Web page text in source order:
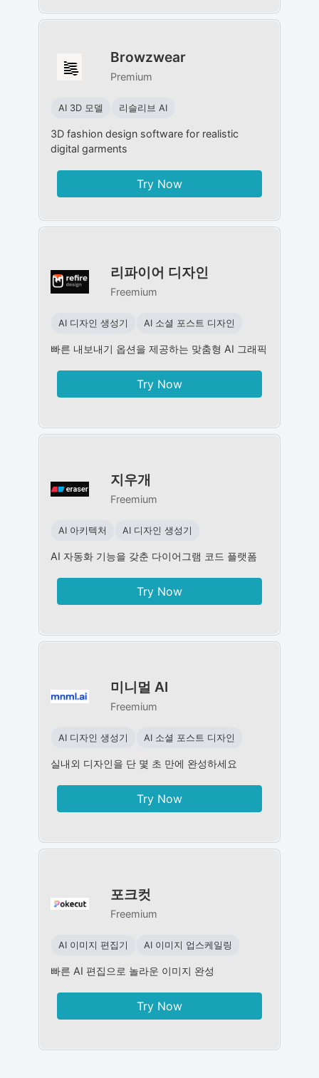
Browzwear
Premium
AI 3D 모델 리슬리브 AI
3D fashion design software for realistic
digital garments
Try Now
리파이어 디자인
Freemium
AI 디자인 생성기 AI 소셜 포스트 디자인
빠른 내보내기 옵션을 제공하는 맞춤형 AI 그래픽
Try Now
지우개
Freemium
AI 아키텍처 AI 디자인 생성기
AI 자동화 기능을 갖춘 다이어그램 코드 플랫폼
Try Now
미니멀 AI
Freemium
AI 디자인 생성기 AI 소셜 포스트 디자인
실내외 디자인을 단 몇 초 만에 완성하세요
Try Now
포크컷
Freemium
AI 이미지 편집기 AI 이미지 업스케일링
빠른 AI 편집으로 놀라운 이미지 완성
Try Now